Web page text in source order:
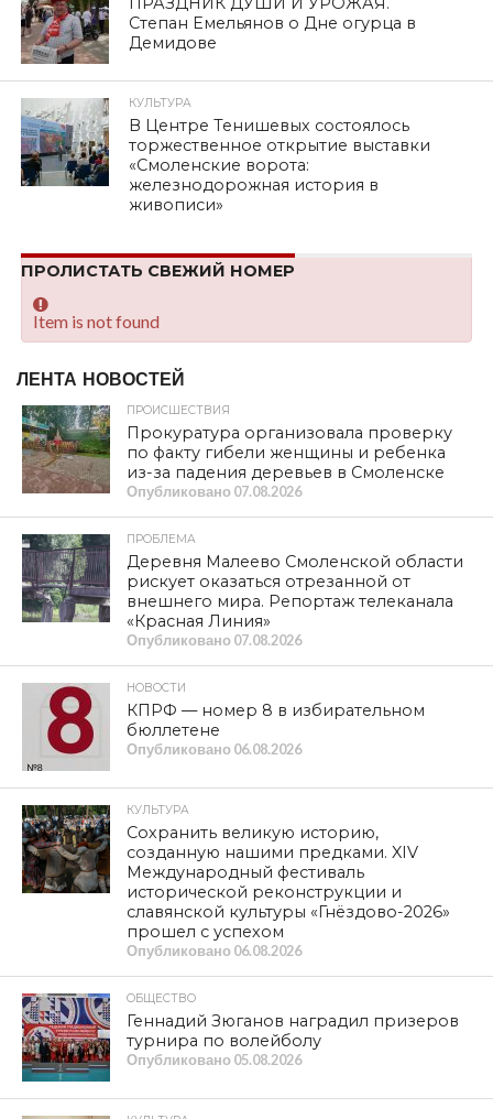
Степан Емельянов о Дне огурца в
Демидове
КУЛЬТУРА
В Центре Тенишевых состоялось
торжественное открытие выставки
«Смоленские ворота:
железнодорожная история в
живописи»
ПРОЛИСТАТЬ СВЕЖИЙ НОМЕР
Item is not found
ЛЕНТА НОВОСТЕЙ
ПРОИСШЕСТВИЯ
Прокуратура организовала проверку
по факту гибели женщины и ребенка
из-за падения деревьев в Смоленске
Опубликовано 07.08.2026
ПРОБЛЕМА
Деревня Малеево Смоленской области
рискует оказаться отрезанной от
внешнего мира. Репортаж телеканала
«Красная Линия»
Опубликовано 07.08.2026
НОВОСТИ
КПРФ — номер 8 в избирательном
бюллетене
Опубликовано 06.08.2026
КУЛЬТУРА
Сохранить великую историю,
созданную нашими предками. XIV
Международный фестиваль
исторической реконструкции и
славянской культуры «Гнёздово-2026»
прошел с успехом
Опубликовано 06.08.2026
ОБЩЕСТВО
Геннадий Зюганов наградил призеров
турнира по волейболу
Опубликовано 05.08.2026